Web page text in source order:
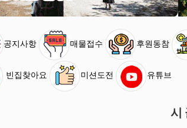
공지사항 매물접수 후원동참
빈집찾아요 미션도전 유튜브
시